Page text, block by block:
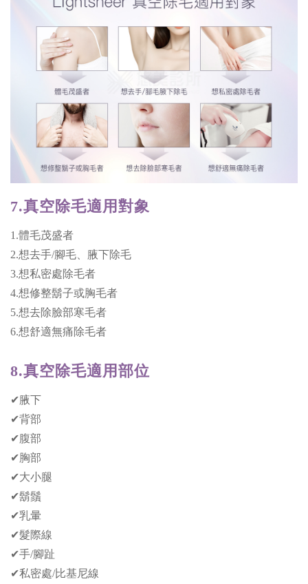
7.真空除毛適用對象
1.體毛茂盛者
2.想去手/腳毛、腋下除毛
3.想私密處除毛者
4.想修整鬍子或胸毛者
5.想去除臉部寒毛者
6.想舒適無痛除毛者
8.真空除毛適用部位
✔腋下
✔背部
✔腹部
✔胸部
✔大小腿
✔鬍鬚
✔乳暈
✔髮際線
✔手/腳趾
✔私密處/比基尼線